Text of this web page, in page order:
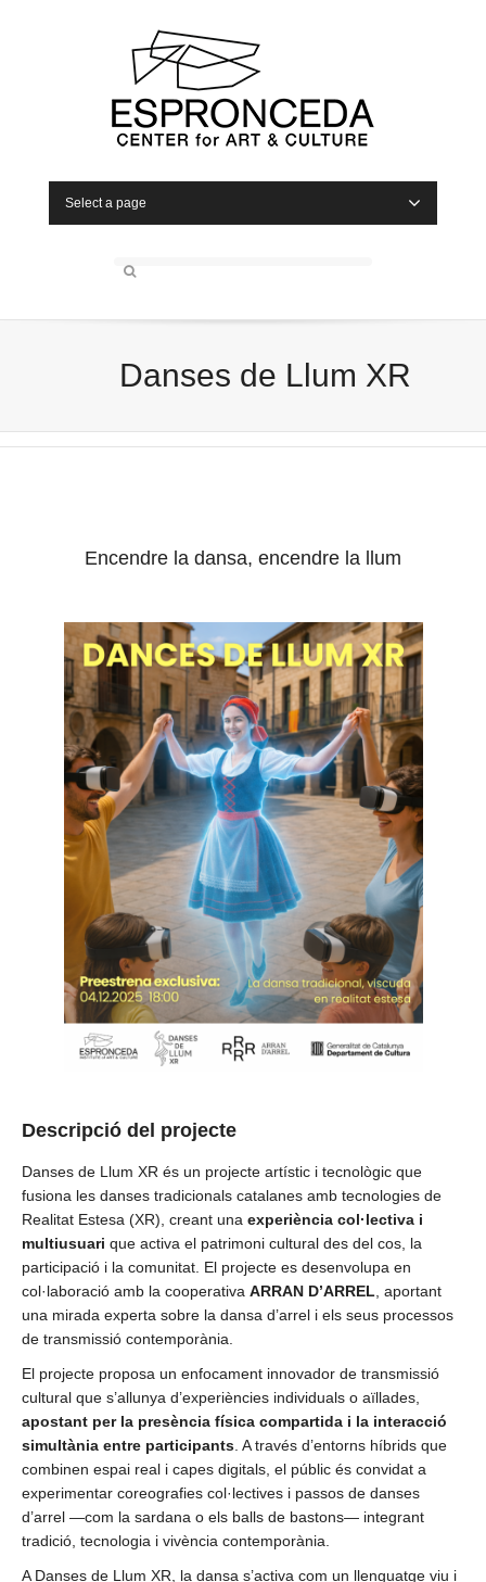
Select a page
Danses de Llum XR
Encendre la dansa, encendre la llum
Descripció del projecte
Danses de Llum XR és un projecte artístic i tecnològic que
fusiona les danses tradicionals catalanes amb tecnologies de
Realitat Estesa (XR), creant una experiència col·lectiva i
multiusuari que activa el patrimoni cultural des del cos, la
participació i la comunitat. El projecte es desenvolupa en
col·laboració amb la cooperativa ARRAN D’ARREL , aportant
una mirada experta sobre la dansa d’arrel i els seus processos
de transmissió contemporània.
El projecte proposa un enfocament innovador de transmissió
cultural que s’allunya d’experiències individuals o aïllades,
apostant per la presència física compartida i la interacció
simultània entre participants . A través d’entorns híbrids que
combinen espai real i capes digitals, el públic és convidat a
experimentar coreografies col·lectives i passos de danses
d’arrel —com la sardana o els balls de bastons— integrant
tradició, tecnologia i vivència contemporània.
A Danses de Llum XR, la dansa s’activa com un llenguatge viu i